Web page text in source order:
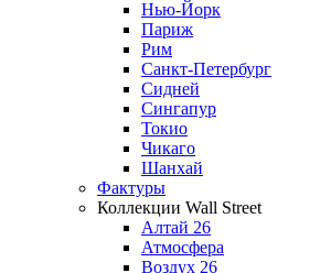
Нью-Йорк
Париж
Рим
Санкт-Петербург
Сидней
Сингапур
Токио
Чикаго
Шанхай
Фактуры
Коллекции Wall Street
Алтай 26
Атмосфера
Воздух 26